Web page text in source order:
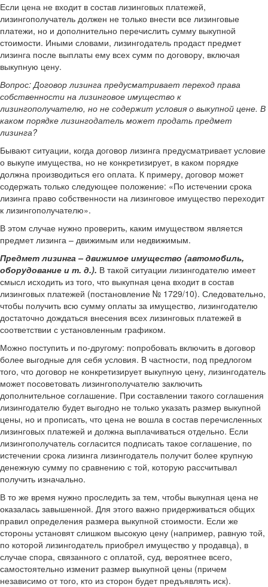
Если цена не входит в состав лизинговых платежей,
лизингополучатель должен не только внести все лизинговые
платежи, но и дополнительно перечислить сумму выкупной
стоимости. Иными словами, лизингодатель продаст предмет
лизинга после выплаты ему всех сумм по договору, включая
выкупную цену.
Вопрос: Договор лизинга предусматривает переход права
собственности на лизинговое имущество к
лизингополучателю, но не содержит условия о выкупной цене. В
каком порядке лизингодатель может продать предмет
лизинга?
Бывают ситуации, когда договор лизинга предусматривает условие
о выкупе имущества, но не конкретизирует, в каком порядке
должна производиться его оплата. К примеру, договор может
содержать только следующее положение: «По истечении срока
лизинга право собственности на лизинговое имущество переходит
к лизингополучателю».
В этом случае нужно проверить, каким имуществом является
предмет лизинга – движимым или недвижимым.
Предмет лизинга – движимое имущество (автомобиль,
оборудование и т. д.). В такой ситуации лизингодателю имеет
смысл исходить из того, что выкупная цена входит в состав
лизинговых платежей (постановление № 1729/10). Следовательно,
чтобы получить всю сумму оплаты за имущество, лизингодателю
достаточно дождаться внесения всех лизинговых платежей в
соответствии с установленным графиком.
Можно поступить и по-другому: попробовать включить в договор
более выгодные для себя условия. В частности, под предлогом
того, что договор не конкретизирует выкупную цену, лизингодатель
может посоветовать лизингополучателю заключить
дополнительное соглашение. При составлении такого соглашения
лизингодателю будет выгодно не только указать размер выкупной
цены, но и прописать, что цена не вошла в состав перечисленных
лизинговых платежей и должна выплачиваться отдельно. Если
лизингополучатель согласится подписать такое соглашение, по
истечении срока лизинга лизингодатель получит более крупную
денежную сумму по сравнению с той, которую рассчитывал
получить изначально.
В то же время нужно проследить за тем, чтобы выкупная цена не
оказалась завышенной. Для этого важно придерживаться общих
правил определения размера выкупной стоимости. Если же
стороны установят слишком высокую цену (например, равную той,
по которой лизингодатель приобрел имущество у продавца), в
случае спора, связанного с оплатой, суд, вероятнее всего,
самостоятельно изменит размер выкупной цены (причем
независимо от того, кто из сторон будет предъявлять иск).